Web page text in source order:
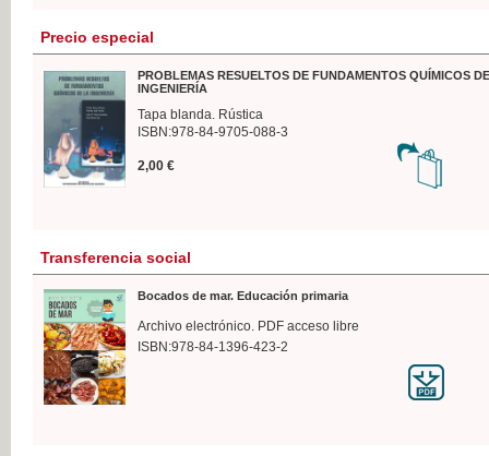
Precio especial
PROBLEMAS RESUELTOS DE FUNDAMENTOS QUÍMICOS
INGENIERÍA
Tapa blanda. Rústica
ISBN:978-84-9705-088-3
2,00 €
Transferencia social
Bocados de mar. Educación primaria
Archivo electrónico. PDF acceso libre
ISBN:978-84-1396-423-2